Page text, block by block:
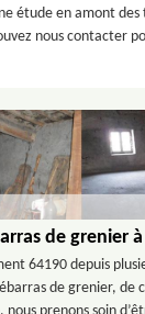
étude en amont
nous contacter
de grenier
64190 depuis
de grenier, de